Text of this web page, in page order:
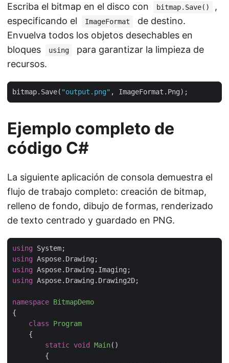
Escriba el bitmap en el disco con
bitmap.Save()
,
especificando el
ImageFormat
de destino.
Envuelva todos los objetos desechables en
bloques
using
para garantizar la limpieza de
recursos.
bitmap.Save( "output.png"
Ejemplo completo de
código C#
La siguiente aplicación de consola demuestra el
flujo de trabajo completo: creación de bitmap,
relleno de fondo, dibujo de formas, renderizado
de texto centrado y guardado en PNG.
using
using
using
using
namespace BitmapDemo
class
Program
static void Main( )